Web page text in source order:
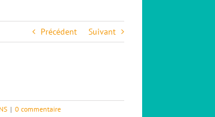
Précédent Suivant
| 0 commentaire